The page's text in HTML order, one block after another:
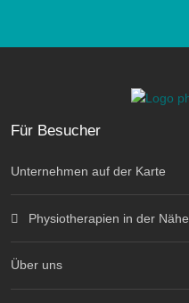
Für Besucher
Unternehmen auf der Karte
Physiotherapien in der Nähe
Über uns